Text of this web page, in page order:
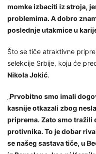
momke izbaciti iz stroja,
problemima. A dobro
poslednje utakmice u
Što se tiče atraktivne
selekcije Srbije, koju će
Nikola Jokić.
„Prvobitno smo imali
kasnije otkazali zbog
priprema. Zato smo tražili
protivnika. To je dobar
se našeg sastava tiče, u